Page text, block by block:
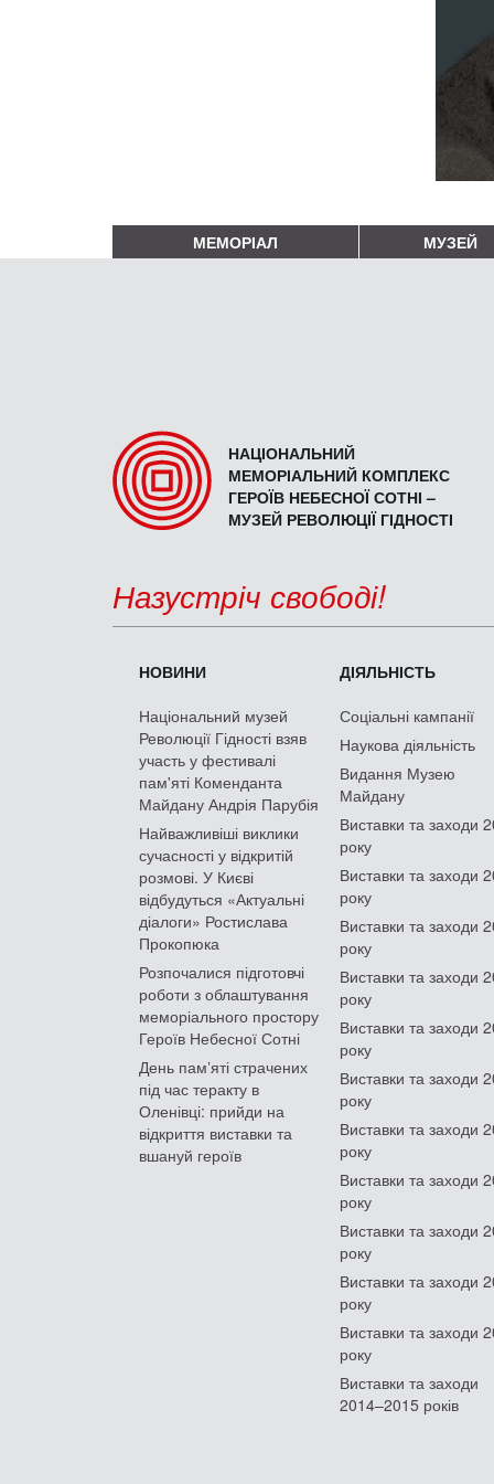
МЕМОРІАЛ МУЗЕЙ
НАЦІОНАЛЬНИЙ
МЕМОРІАЛЬНИЙ КОМПЛЕКС
ГЕРОЇВ НЕБЕСНОЇ СОТНІ –
МУЗЕЙ РЕВОЛЮЦІЇ ГІДНОСТІ
Назустріч свободі!
НОВИНИ
Національний музей
Революції Гідності взяв
участь у фестивалі
пам'яті Коменданта
Майдану Андрія Парубія
Найважливіші виклики
сучасності у відкритій
розмові. У Києві
відбудуться «Актуальні
діалоги» Ростислава
Прокопюка
Розпочалися підготовчі
роботи з облаштування
меморіального простору
Героїв Небесної Сотні
День памʼяті страчених
під час теракту в
Оленівці: прийди на
відкриття виставки та
вшануй героїв
ДІЯЛЬНІСТЬ
Соціальні кампанії
Наукова діяльність
Видання Музею
Майдану
Виставки та заходи
року
Виставки та заходи
року
Виставки та заходи
року
Виставки та заходи
року
Виставки та заходи
року
Виставки та заходи
року
Виставки та заходи
року
Виставки та заходи
року
Виставки та заходи
року
Виставки та заходи
року
Виставки та заходи
року
Виставки та заходи
2014–2015 років